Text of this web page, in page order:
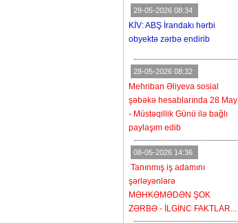
28-05-2026 08:34
KİV: ABŞ İrandakı hərbi
obyektə zərbə endirib
28-05-2026 08:32
Mehriban Əliyeva sosial
şəbəkə hesablarında 28 May
- Müstəqillik Günü ilə bağlı
paylaşım edib
08-05-2026 14:36
Tanınmış iş adamını
şərləyənlərə
MƏHKƏMƏDƏN ŞOK
ZƏRBƏ - İLGİNC FAKTLAR...